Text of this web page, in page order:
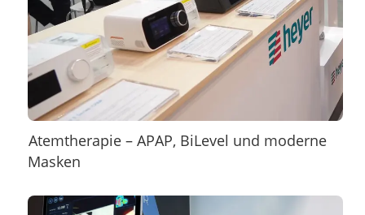
Atemtherapie – APAP, BiLevel und moderne
Masken